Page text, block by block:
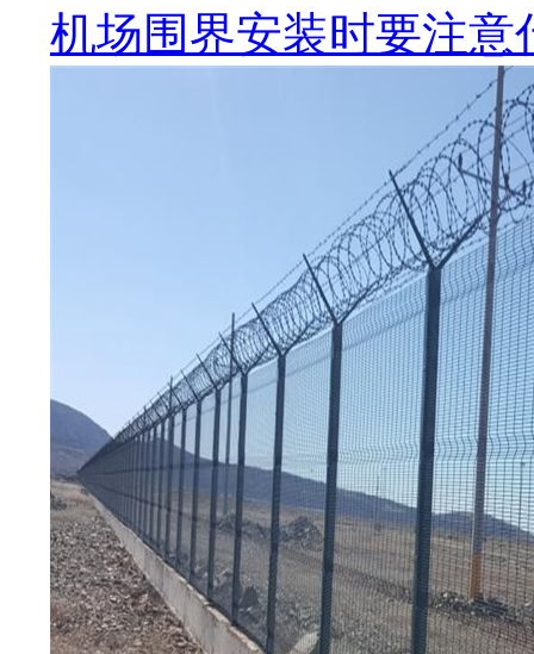
机场围界安装时要注意